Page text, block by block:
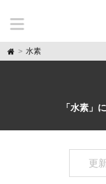
H
o
水素
「水素」
更